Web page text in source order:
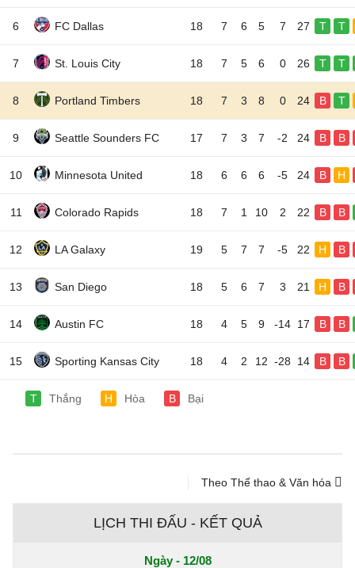
6 FC Dallas 18 7 6 5 7 27 T T
7 St. Louis City 18 7 5 6 0 26 T T
8 Portland Timbers 18 7 3 8 0 24 B T
9 Seattle Sounders FC 17 7 3 7 -2 24 B B
10 Minnesota United 18 6 6 6 -5 24 B H
11 Colorado Rapids 18 7 1 10 2 22 B B
12 LA Galaxy 19 5 7 7 -5 22 H B
13 San Diego 18 5 6 7 3 21 H B
14 Austin FC 18 4 5 9 -14 17 B B
15 Sporting Kansas City 18 4 2 12 -28 14 B B
T Thắng H Hòa B Bại
Theo Thể thao & Văn hóa
LỊCH THI ĐẤU - KẾT QUẢ
Ngày - 12/08